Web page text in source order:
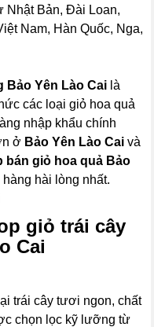
Nhật Bản, Đài Loan,
Nam, Hàn Quốc, Nga,
Bảo Yên Lào Cai là
các loại giỏ hoa quả
nhập khẩu chính
ở Bảo Yên Lào Cai và
bán giỏ hoa quả Bảo
hàng hài lòng nhất.
giỏ trái cây
Cai
trái cây tươi ngon, chất
chọn lọc kỹ lưỡng từ